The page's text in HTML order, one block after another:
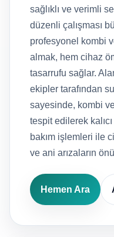
sağlıklı ve verimli
düzenli çalışması
profesyonel kombi
almak, hem cihaz
tasarrufu sağlar.
ekipler tarafından
sayesinde, kombi
tespit edilerek
bakım işlemleri ile
ve ani arızaların
Hemen Ara